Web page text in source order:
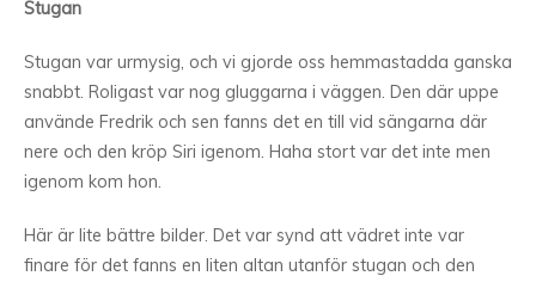
Stugan
Stugan var urmysig, och vi gjorde oss hemmastadda ganska
snabbt. Roligast var nog gluggarna i väggen. Den där uppe
använde Fredrik och sen fanns det en till vid sängarna där
nere och den kröp Siri igenom. Haha stort var det inte men
igenom kom hon.
Här är lite bättre bilder. Det var synd att vädret inte var
finare för det fanns en liten altan utanför stugan och den